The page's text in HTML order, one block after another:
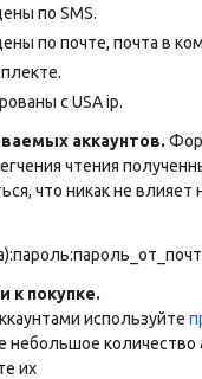
по SMS.
по почте, почта в
с USA ip.
аккаунтов.
чтения
что никак не влияет
к покупке.
используйте
небольшое количество
их